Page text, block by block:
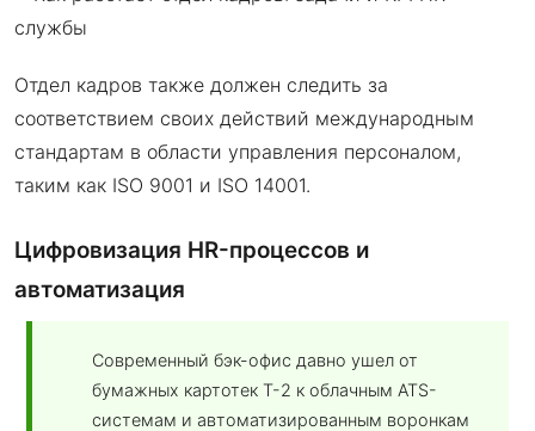
Отдел кадров также должен следить за
соответствием своих действий международным
стандартам в области управления персоналом,
таким как ISO 9001 и ISO 14001.
Цифровизация HR-процессов и
автоматизация
Современный бэк-офис давно ушел от
бумажных картотек Т-2 к облачным ATS-
системам и автоматизированным воронкам